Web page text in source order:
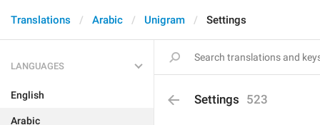
Translations Arabic Unigram Settings
LANGUAGES
English
Arabic
Settings 523